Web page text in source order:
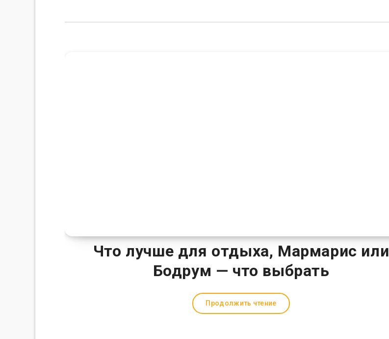
Что лучше для отдыха, Мармарис или
Бодрум — что выбрать
Продолжить чтение